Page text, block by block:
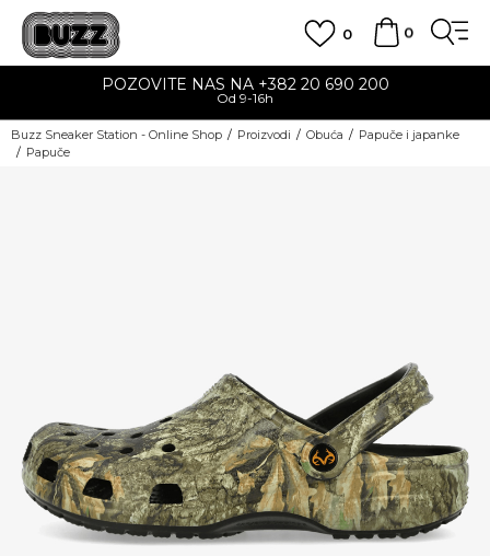
0
0
POZOVITE NAS NA +382 20 690 200
Od 9-16h
Buzz Sneaker Station - Online Shop Proizvodi Obuća
Papuče i japanke
Papuče